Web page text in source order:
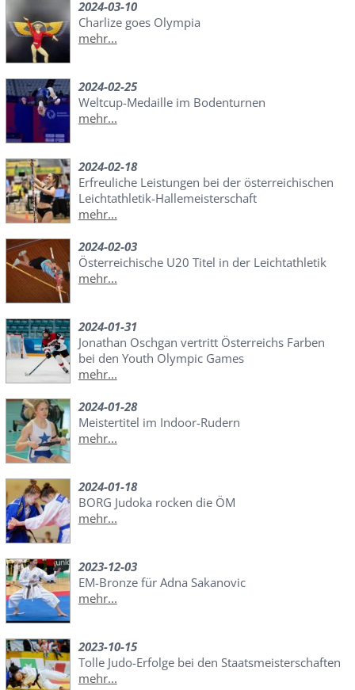
2024-03-10
Charlize goes Olympia
mehr...
2024-02-25
Weltcup-Medaille im Bodenturnen
mehr...
2024-02-18
Erfreuliche Leistungen bei der österreichischen
Leichtathletik-Hallemeisterschaft
mehr...
2024-02-03
Österreichische U20 Titel in der Leichtathletik
mehr...
2024-01-31
Jonathan Oschgan vertritt Österreichs Farben
bei den Youth Olympic Games
mehr...
2024-01-28
Meistertitel im Indoor-Rudern
mehr...
2024-01-18
BORG Judoka rocken die ÖM
mehr...
2023-12-03
EM-Bronze für Adna Sakanovic
mehr...
2023-10-15
Tolle Judo-Erfolge bei den Staatsmeisterschaften
mehr...